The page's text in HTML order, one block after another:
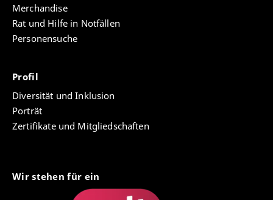
Merchandise
Rat und Hilfe in Notfällen
Personensuche
Profil
Diversität und Inklusion
Porträt
Zertifikate und Mitgliedschaften
Wir stehen für ein